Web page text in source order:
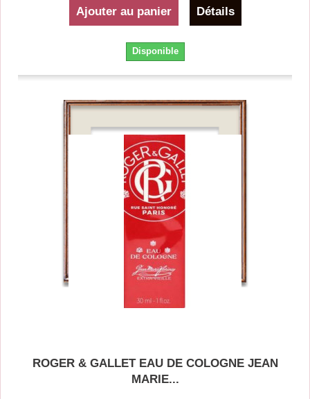
Ajouter au panier Détails
Disponible
ROGER & GALLET EAU DE COLOGNE JEAN
MARIE...